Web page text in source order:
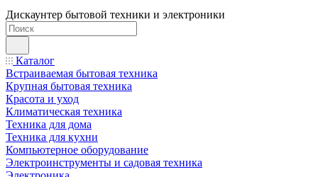
Дискаунтер бытовой техники и электроники
Каталог
Встраиваемая бытовая техника
Крупная бытовая техника
Красота и уход
Климатическая техника
Техника для дома
Техника для кухни
Компьютерное оборудование
Электроинструменты и садовая техника